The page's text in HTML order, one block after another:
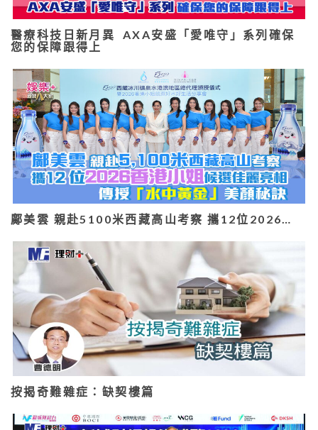
醫療科技日新月異 AXA安盛「愛唯守」系列確保
您的保障跟得上
鄺美雲 親赴5100米西藏高山考察 攜12位2026…
按揭奇難雜症：缺契樓篇